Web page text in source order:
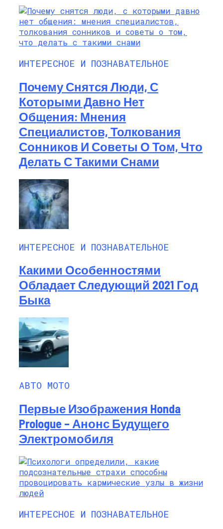
ИНТЕРЕСНОЕ И ПОЗНАВАТЕЛЬНОЕ
Почему Снятся Люди, С
Которыми Давно Нет
Общения: Мнения
Специалистов, Толкования
Сонников И Советы О Том, Что
Делать С Такими Снами
ИНТЕРЕСНОЕ И ПОЗНАВАТЕЛЬНОЕ
Какими Особенностями
Обладает Следующий 2021 Год
Быка
АВТО МОТО
Первые Изображения Honda
Prologue – Анонс Будущего
Электромобиля
ИНТЕРЕСНОЕ И ПОЗНАВАТЕЛЬНОЕ